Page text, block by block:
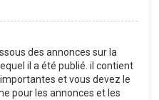
des annonces sur la
il a été publié. il contient
et vous devez le
pour les annonces et les